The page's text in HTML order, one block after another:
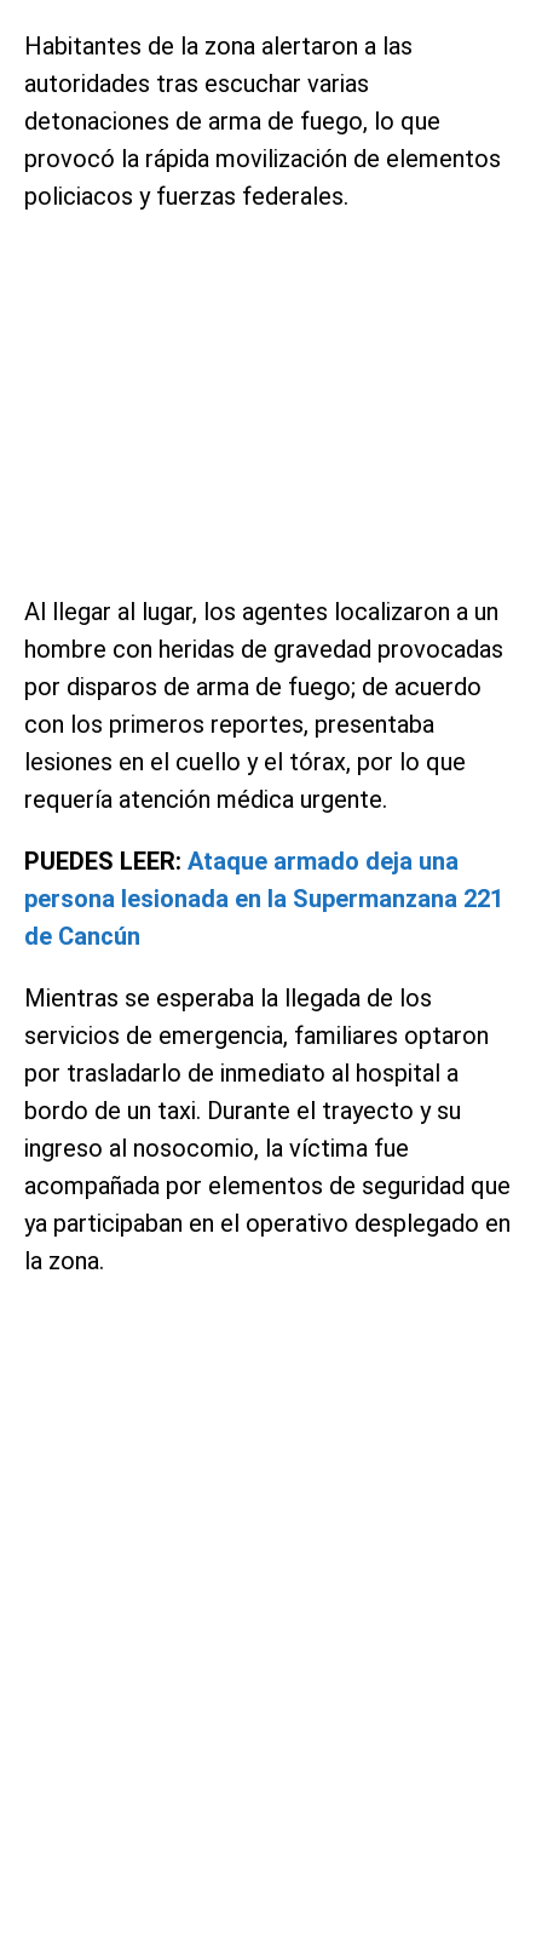
Habitantes de la zona alertaron a las
autoridades tras escuchar varias
detonaciones de arma de fuego, lo que
provocó la rápida movilización de elementos
policiacos y fuerzas federales.
Al llegar al lugar, los agentes localizaron a un
hombre con heridas de gravedad provocadas
por disparos de arma de fuego; de acuerdo
con los primeros reportes, presentaba
lesiones en el cuello y el tórax, por lo que
requería atención médica urgente.
PUEDES LEER: Ataque armado deja una
persona lesionada en la Supermanzana 221
de Cancún
Mientras se esperaba la llegada de los
servicios de emergencia, familiares optaron
por trasladarlo de inmediato al hospital a
bordo de un taxi. Durante el trayecto y su
ingreso al nosocomio, la víctima fue
acompañada por elementos de seguridad que
ya participaban en el operativo desplegado en
la zona.